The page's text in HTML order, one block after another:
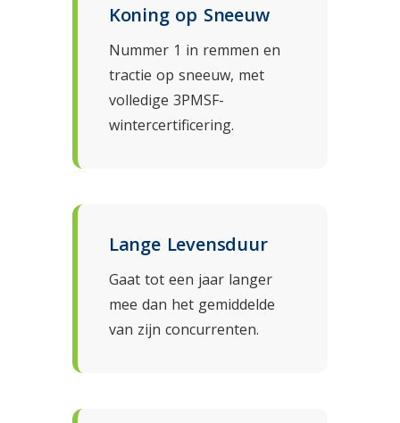
Koning op Sneeuw
Nummer 1 in remmen en
tractie op sneeuw, met
volledige 3PMSF-
wintercertificering.
Lange Levensduur
Gaat tot een jaar langer
mee dan het gemiddelde
van zijn concurrenten.